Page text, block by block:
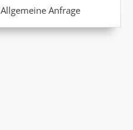
Allgemeine Anfrage